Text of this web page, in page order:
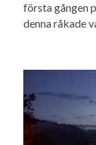
första gången
denna råkade